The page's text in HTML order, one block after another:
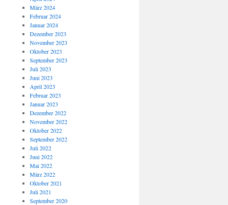
März 2024
Februar 2024
Januar 2024
Dezember 2023
November 2023
Oktober 2023
September 2023
Juli 2023
Juni 2023
April 2023
Februar 2023
Januar 2023
Dezember 2022
November 2022
Oktober 2022
September 2022
Juli 2022
Juni 2022
Mai 2022
März 2022
Oktober 2021
Juli 2021
September 2020